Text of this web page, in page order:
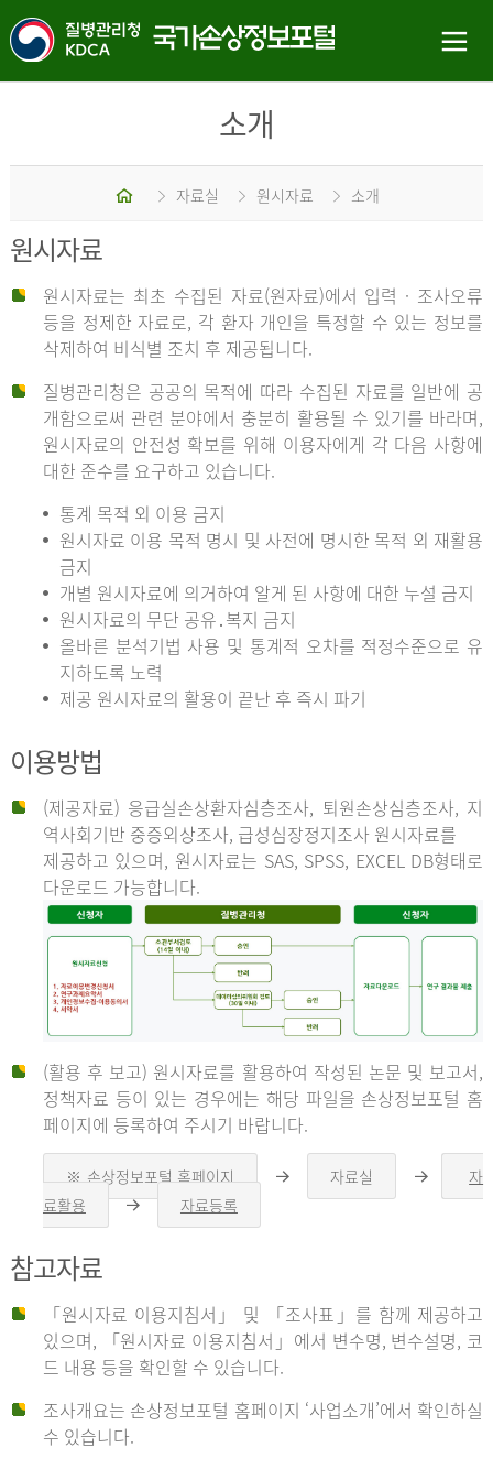
소개
홈 자료실 원시자료 소개
원시자료
원시자료는 최초 수집된 자료(원자료)에서 입력 · 조사오류
등을 정제한 자료로, 각 환자 개인을 특정할 수 있는 정보를
삭제하여 비식별 조치 후 제공됩니다.
질병관리청은 공공의 목적에 따라 수집된 자료를 일반에 공
개함으로써 관련 분야에서 충분히 활용될 수 있기를 바라며,
원시자료의 안전성 확보를 위해 이용자에게 각 다음 사항에
대한 준수를 요구하고 있습니다.
통계 목적 외 이용 금지
원시자료 이용 목적 명시 및 사전에 명시한 목적 외 재활용
금지
개별 원시자료에 의거하여 알게 된 사항에 대한 누설 금지
원시자료의 무단 공유․복지 금지
올바른 분석기법 사용 및 통계적 오차를 적정수준으로 유
지하도록 노력
제공 원시자료의 활용이 끝난 후 즉시 파기
이용방법
(제공자료) 응급실손상환자심층조사, 퇴원손상심층조사, 지
역사회기반 중증외상조사, 급성심장정지조사 원시자료를
제공하고 있으며, 원시자료는 SAS, SPSS, EXCEL DB형태로
다운로드 가능합니다.
신
청
자
신
청
자
는
1.
자
(활용 후 보고) 원시자료를 활용하여 작성된 논문 및 보고서,
정책자료 등이 있는 경우에는 해당 파일을 손상정보포털 홈
페이지에 등록하여 주시기 바랍니다.
※ 손상정보포털 홈페이지
른
자료실
른
자
료활용
른
자료등록
참고자료
「원시자료 이용지침서」 및 「조사표」를 함께 제공하고
있으며, 「원시자료 이용지침서」에서 변수명, 변수설명, 코
드 내용 등을 확인할 수 있습니다.
조사개요는 손상정보포털 홈페이지 ‘사업소개’에서 확인하실
수 있습니다.